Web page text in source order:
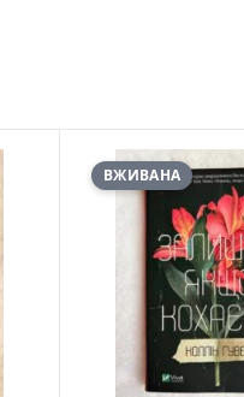
ВЖИВАНА